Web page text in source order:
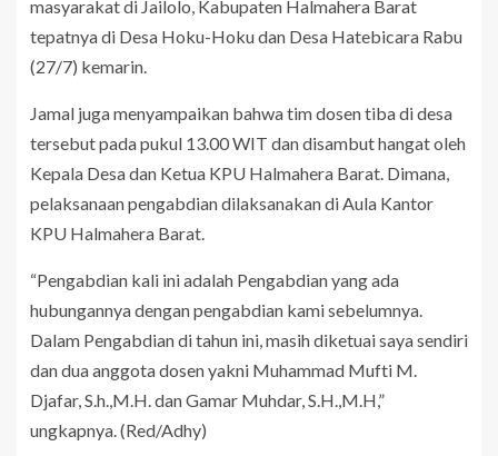
masyarakat di Jailolo, Kabupaten Halmahera Barat
tepatnya di Desa Hoku-Hoku dan Desa Hatebicara Rabu
(27/7) kemarin.
Jamal juga menyampaikan bahwa tim dosen tiba di desa
tersebut pada pukul 13.00 WIT dan disambut hangat oleh
Kepala Desa dan Ketua KPU Halmahera Barat. Dimana,
pelaksanaan pengabdian dilaksanakan di Aula Kantor
KPU Halmahera Barat.
“Pengabdian kali ini adalah Pengabdian yang ada
hubungannya dengan pengabdian kami sebelumnya.
Dalam Pengabdian di tahun ini, masih diketuai saya sendiri
dan dua anggota dosen yakni Muhammad Mufti M.
Djafar, S.h.,M.H. dan Gamar Muhdar, S.H.,M.H,”
ungkapnya. (Red/Adhy)